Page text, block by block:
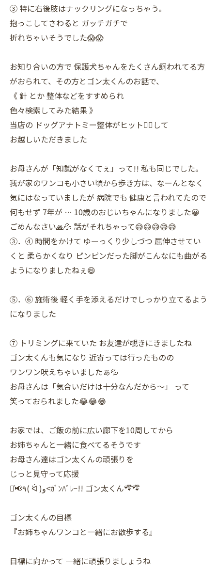
③ 特に右後肢はナックリングになっちゃう。
抱っこしてさわると ガッチガチで
折れちゃいそうでした😱😱
お知り合いの方で 保護犬ちゃんをたくさん飼われてる方
がおられて、その方とゴン太くんのお話で、
《 針 とか 整体などをすすめられ
色々検索してみた結果 》
当店の ドッグアナトミー整体がヒット✌🏻して
お越しいただきました
お母さんが「知識がなくてぇ」って!! 私も同じでした。
我が家のワンコも小さい頃から歩き方は、なーんとなく
気にはなっていましたが 病院でも 健康と言われてたので
何もせず 7年が … 10歳のおじいちゃんになりました😀
ごめんなさい🙏💦 話がそれちゃって😅😅😅😅😅
③．④ 時間をかけて ゆーっくり少しづつ 屈伸させてい
くと 柔らかくなり ピンピンだった脚がこんなにも曲がる
ようになりましたねぇ😄
⑤．⑥ 施術後 軽く手を添えるだけでしっかり立てるよう
になりました
⑦ トリミングに来ていた お友達が覗きにきましたね
ゴン太くんも気になり 近寄っては行ったものの
ワンワン吠えちゃいましたぁ💦
お母さんは「気合いだけは十分なんだから～」 って
笑っておられました😂😂😂
お家では、ご飯の前に広い廊下を10周してから
お姉ちゃんと一緒に食べてるそうです
お母さん達はゴン太くんの頑張りを
じっと見守って応援
‎⋆͛📢٩( ᐛ )و<ｶﾞﾝﾊﾞﾚｰ!! ゴン太くん🐾໊🐾໊
ゴン太くんの目標
『お姉ちゃんワンコと一緒にお散歩する』
目標に向かって 一緒に頑張りましょうね